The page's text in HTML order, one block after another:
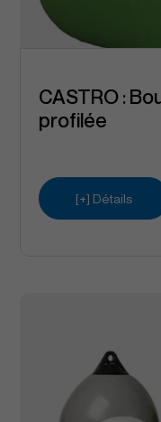
CASTRO :
profilée
[+] Détails